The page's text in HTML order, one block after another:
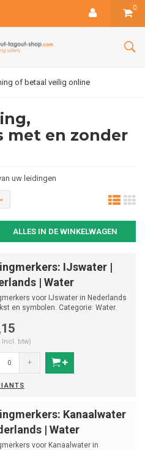
0
betaal veilig online
met en zonder
uw leidingen
ALLES IN DE WINKELWAGEN
IJswater |
| Water
voor IJswater in Nederlands
en symbolen. Categorie: Water.
Incl. btw)
+
Kanaalwater
| Water
voor Kanaalwater in